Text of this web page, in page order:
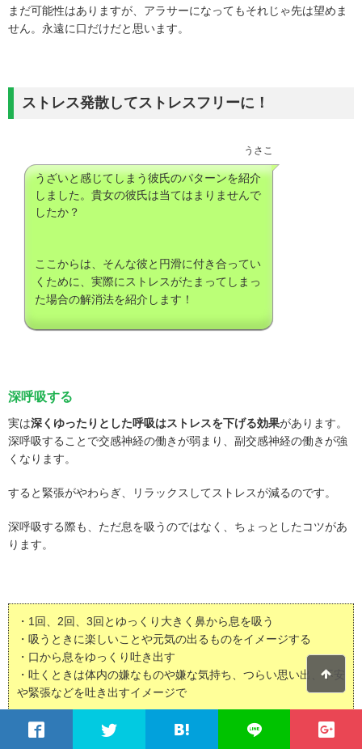
まだ可能性はありますが、アラサーになってもそれじゃ先は望めま
せん。永遠に口だけだと思います。
ストレス発散してストレスフリーに！
うさこ
うざいと感じてしまう彼氏のパターンを紹介
しました。貴女の彼氏は当てはまりませんで
したか？
ここからは、そんな彼と円滑に付き合ってい
くために、実際にストレスがたまってしまっ
た場合の解消法を紹介します！
深呼吸する
実は深くゆったりとした呼吸はストレスを下げる効果があります。
深呼吸することで交感神経の働きが弱まり、副交感神経の働きが強
くなります。
すると緊張がやわらぎ、リラックスしてストレスが減るのです。
深呼吸する際も、ただ息を吸うのではなく、ちょっとしたコツがあ
ります。
・1回、2回、3回とゆっくり大きく鼻から息を吸う
・吸うときに楽しいことや元気の出るものをイメージする
・口から息をゆっくり吐き出す
・吐くときは体内の嫌なものや嫌な気持ち、つらい思い出、不安
や緊張などを吐き出すイメージで